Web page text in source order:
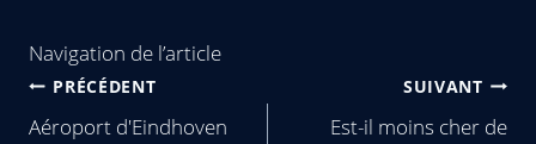
Navigation de l’article
PRÉCÉDENT
Aéroport d'Eindhoven
SUIVANT
Est-il moins cher de